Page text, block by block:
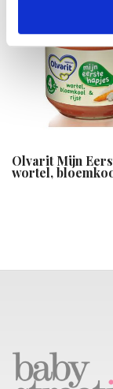
Olvarit Mijn
wortel,